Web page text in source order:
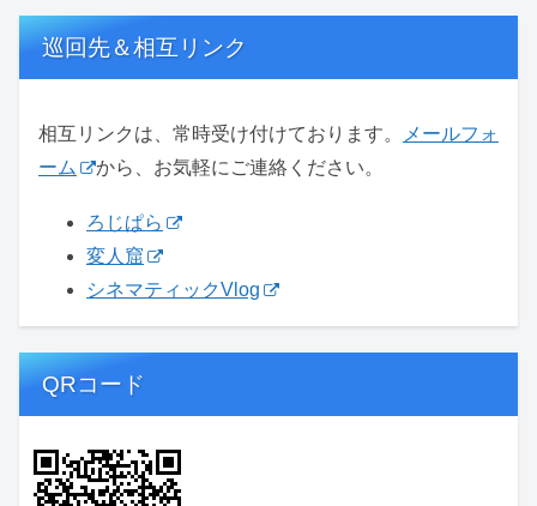
巡回先＆相互リンク
相互リンクは、常時受け付けております。
メールフォ
ーム
から、お気軽にご連絡ください。
ろじぱら
変人窟
シネマティックVlog
QRコード